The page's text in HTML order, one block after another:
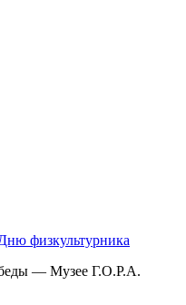
физкультурника
— Музее Г.О.Р.А.